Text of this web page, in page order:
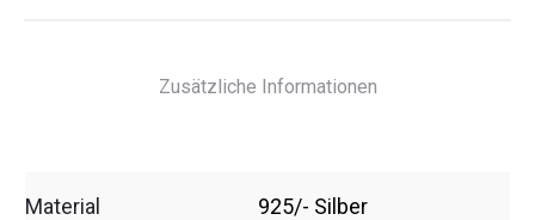
Zusätzliche Informationen
Material 925/- Silber